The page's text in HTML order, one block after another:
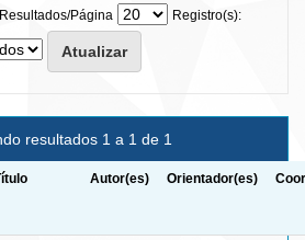
Resultados/Página
Registro(s):
resultados 1 a 1 de 1
Autor(es) Orientador(es)